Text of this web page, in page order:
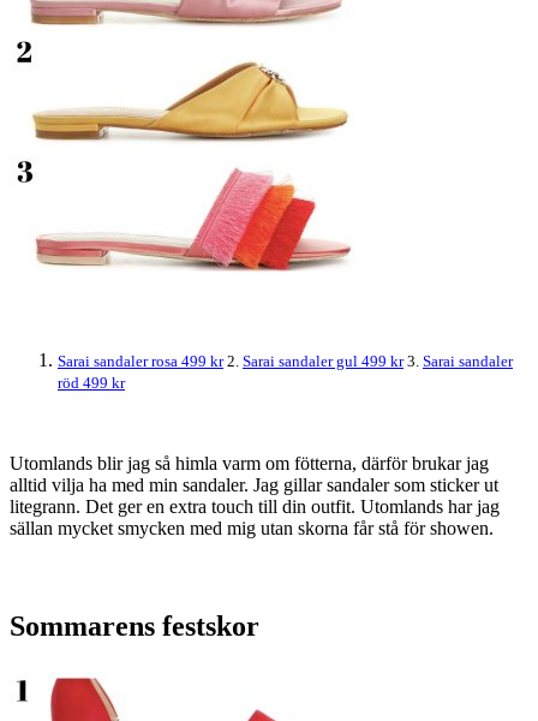
Sarai sandaler rosa 499 kr2. Sarai sandaler gul 499 kr3. Sarai sandaler
röd 499 kr
Utomlands blir jag så himla varm om fötterna, därför brukar jag
alltid vilja ha med min sandaler. Jag gillar sandaler som sticker ut
litegrann. Det ger en extra touch till din outfit. Utomlands har jag
sällan mycket smycken med mig utan skorna får stå för showen.
Sommarens festskor